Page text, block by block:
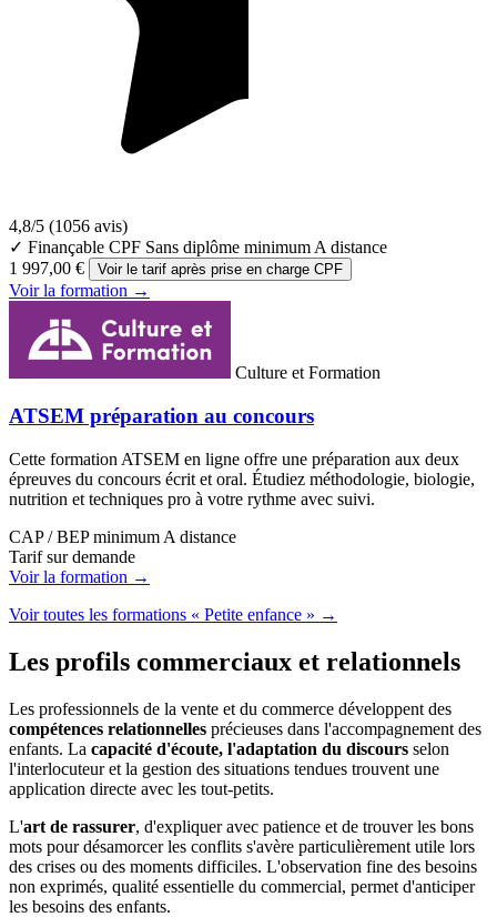
4,8/5 (1056 avis)
✓ Finançable CPF Sans diplôme minimumA distance
1 997,00 €
Voir le tarif après prise en charge CPF
Voir la formation →
Culture et Formation
ATSEM préparation au concours
Cette formation ATSEM en ligne offre une préparation aux deux
épreuves du concours écrit et oral. Étudiez méthodologie, biologie,
nutrition et techniques pro à votre rythme avec suivi.
CAP / BEP minimum A distance
Tarif sur demande
Voir la formation →
Voir toutes les formations « Petite enfance » →
Les profils commerciaux et relationnels
Les professionnels de la vente et du commerce développent des
compétences relationnelles précieuses dans l'accompagnement des
enfants. La capacité d'écoute, l'adaptation du discours selon
l'interlocuteur et la gestion des situations tendues trouvent une
application directe avec les tout-petits.
L'art de rassurer, d'expliquer avec patience et de trouver les bons
mots pour désamorcer les conflits s'avère particulièrement utile lors
des crises ou des moments difficiles. L'observation fine des besoins
non exprimés, qualité essentielle du commercial, permet d'anticiper
les besoins des enfants.